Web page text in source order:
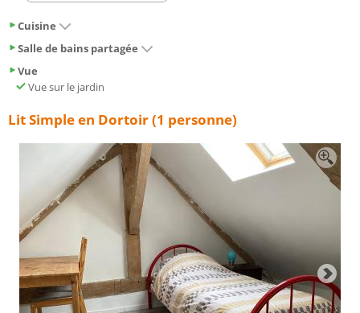
Cuisine
Salle de bains partagée
Vue
Vue sur le jardin
Lit Simple en Dortoir (1 personne)